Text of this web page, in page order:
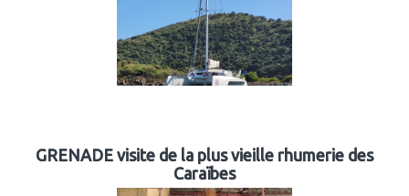
GRENADE visite de la plus vieille rhumerie des
Caraïbes